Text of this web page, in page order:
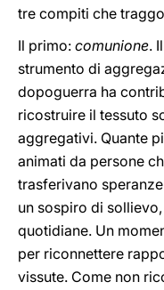
tre compiti che
Il primo: comunione.
strumento di
dopoguerra ha
ricostruire il tessuto
aggregativi. Quante
animati da persone
trasferivano
un sospiro di
quotidiane. Un
per riconnettere
vissute. Come non